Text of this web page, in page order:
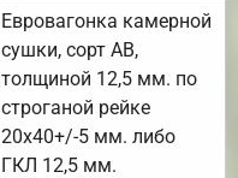
Евровагонка камерной
сушки, сорт АВ,
толщиной 12,5 мм. по
строганой рейке
20х40+/-5 мм. либо
ГКЛ 12,5 мм.